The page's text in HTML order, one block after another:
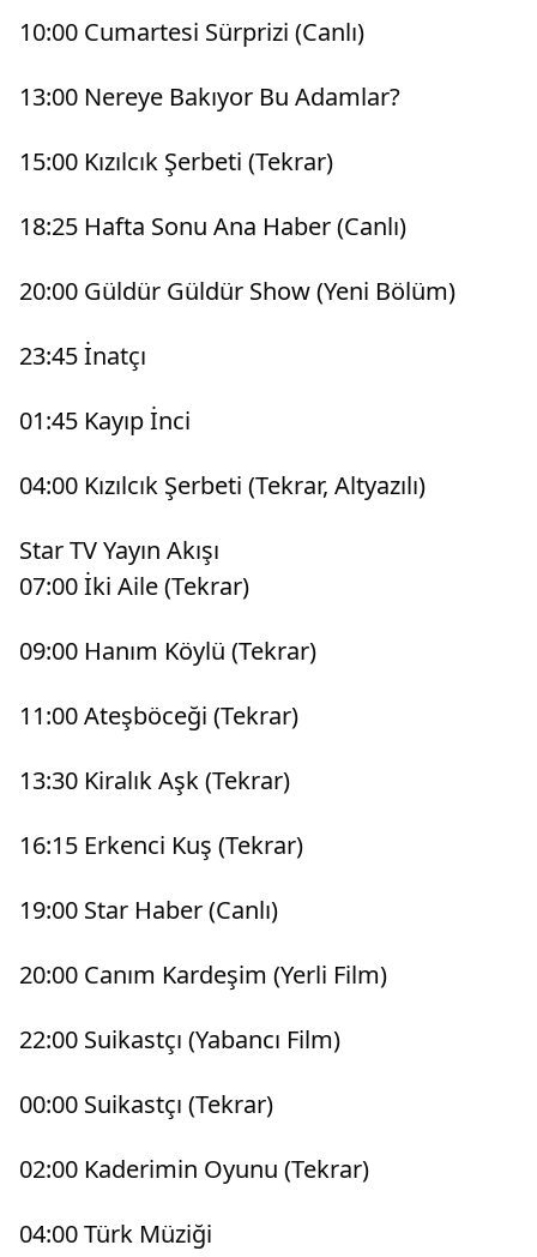
10:00 Cumartesi Sürprizi (Canlı)
13:00 Nereye Bakıyor Bu Adamlar?
15:00 Kızılcık Şerbeti (Tekrar)
18:25 Hafta Sonu Ana Haber (Canlı)
20:00 Güldür Güldür Show (Yeni Bölüm)
23:45 İnatçı
01:45 Kayıp İnci
04:00 Kızılcık Şerbeti (Tekrar, Altyazılı)
Star TV Yayın Akışı
07:00 İki Aile (Tekrar)
09:00 Hanım Köylü (Tekrar)
11:00 Ateşböceği (Tekrar)
13:30 Kiralık Aşk (Tekrar)
16:15 Erkenci Kuş (Tekrar)
19:00 Star Haber (Canlı)
20:00 Canım Kardeşim (Yerli Film)
22:00 Suikastçı (Yabancı Film)
00:00 Suikastçı (Tekrar)
02:00 Kaderimin Oyunu (Tekrar)
04:00 Türk Müziği